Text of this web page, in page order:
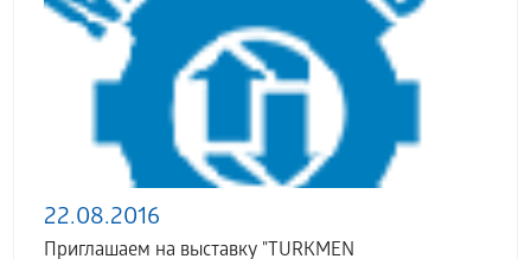
22.08.2016
Приглашаем на выставку "TURKMEN